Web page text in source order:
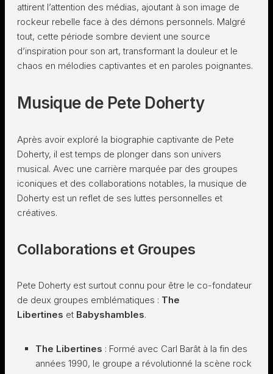
attirent l’attention des médias, ajoutant à son image de
rockeur rebelle face à des démons personnels. Malgré
tout, cette période sombre devient une source
d’inspiration pour son art, transformant la douleur et le
chaos en mélodies captivantes et en paroles poignantes.
Musique de Pete Doherty
Après avoir exploré la biographie captivante de Pete
Doherty, il est temps de plonger dans son univers
musical. Avec une carrière marquée par des groupes
iconiques et des collaborations notables, la musique de
Doherty est un reflet de ses luttes personnelles et
créatives.
Collaborations et Groupes
Pete Doherty est surtout connu pour être le co-fondateur
de deux groupes emblématiques : The
Libertines et Babyshambles.
The Libertines : Formé avec Carl Barât à la fin des
années 1990, le groupe a révolutionné la scène rock